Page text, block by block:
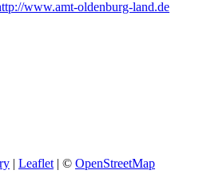
www.amt-oldenburg-land.de
| Leaflet | © OpenStreetMap